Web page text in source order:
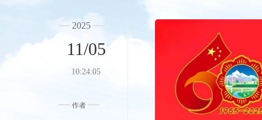
2025
11/05
10:24:05
作者